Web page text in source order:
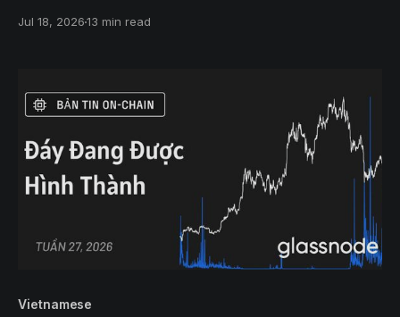
mức thấp nhất hồi tháng Sáu, và giá đang leo trở lại về
Jul 18, 202613 min read
Vietnamese